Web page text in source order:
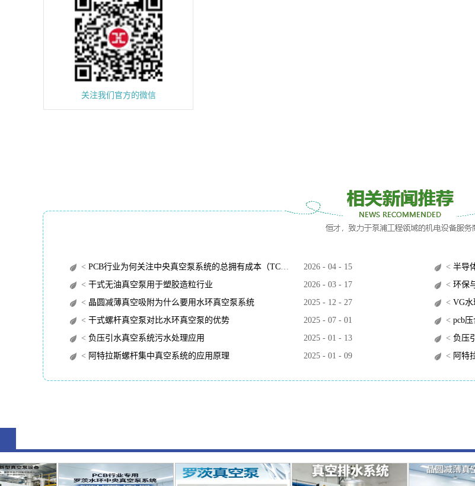
关注我们官方的微信
< PCB行业为何关注中央真空泵系统的总拥有成本（TCO）？ 2026 - 04 - 15 < 半导
< 干式无油真空泵用于塑胶造粒行业 2026 - 03 - 17 < 环保
< 晶圆减薄真空吸附为什么要用水环真空泵系统 2025 - 12 - 27 < VG水
< 干式螺杆真空泵对比水环真空泵的优势 2025 - 07 - 01 < pcb
< 负压引水真空系统污水处理应用 2025 - 01 - 13 < 负压
< 阿特拉斯螺杆集中真空系统的应用原理 2025 - 01 - 09 < 阿特